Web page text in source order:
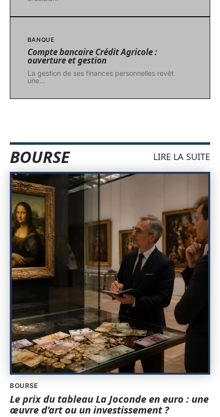
BANQUE
Compte bancaire Crédit Agricole :
ouverture et gestion
La gestion de ses finances personnelles revêt
une…
BOURSE LIRE LA SUITE
BOURSE
Le prix du tableau La Joconde en euro : une
œuvre d’art ou un investissement ?